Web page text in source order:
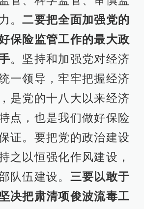
。二要把全面加强党的
保险监管工作的最大政
。坚持和加强党对经济
一领导，牢牢把握经济
是党的十八大以来经济
点，也是我们做好保险
证。要把党的政治建设
之以恒强化作风建设，
队伍建设。 三要以敢于
决把肃清项俊波流毒工